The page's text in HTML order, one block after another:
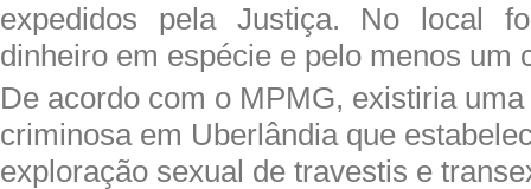
expedidos pela Justiça. No local
dinheiro em espécie e pelo menos um
De acordo com o MPMG, existiria
criminosa em Uberlândia que
exploração sexual de travestis e